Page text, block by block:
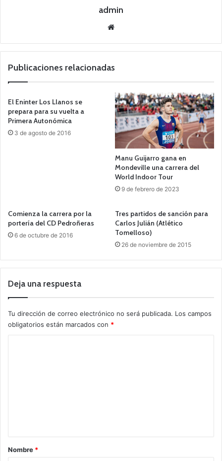
admin
we
Publicaciones relacionadas
El Eninter Los Llanos se
prepara para su vuelta a
Primera Autonómica
3 de agosto de 2016
Manu Guijarro gana en
Mondeville una carrera del
World Indoor Tour
9 de febrero de 2023
Comienza la carrera por la
portería del CD Pedroñeras
6 de octubre de 2016
Tres partidos de sanción para
Carlos Julián (Atlético
Tomelloso)
26 de noviembre de 2015
Deja una respuesta
Tu dirección de correo electrónico no será publicada. Los campos
obligatorios están marcados con *
rNombre *